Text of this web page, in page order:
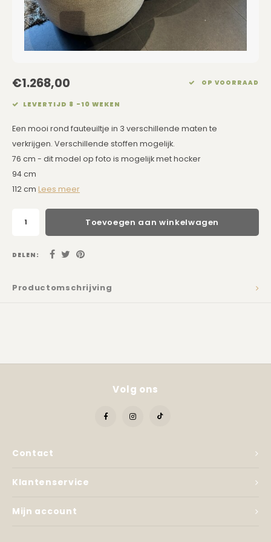
Eetkamerstoelen
Barkrukken
Kasten op Maat
Rechthoekige Lampenkappen
Schuine Lampenkappen
Kussens Roze
Kussens Goud
Kussens Groen
Kussens SALE
Kaarsen
Dienbladen / Schalen
Wand Schilderijen
Zuilen
Spiegels
Asleigh & Burwood
€1.268,00 OP VOORRAAD
LEVERTIJD 8 -10 WEKEN
Een mooi rond fauteuiltje in 3 verschillende maten te
verkrijgen. Verschillende stoffen mogelijk.
76 cm - dit model op foto is mogelijk met hocker
94 cm
112 cm Lees meer
Toevoegen aan winkelwagen
DELEN:
Productomschrijving
Contact
Volg ons
Klantenservice
Mijn account